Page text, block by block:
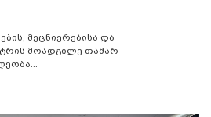
მეცნიერებისა და
მოადგილე თამარ